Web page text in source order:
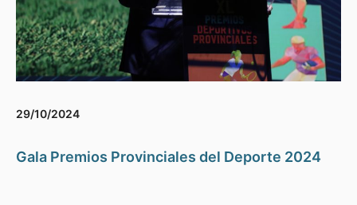
29/10/2024
Gala Premios Provinciales del Deporte 2024